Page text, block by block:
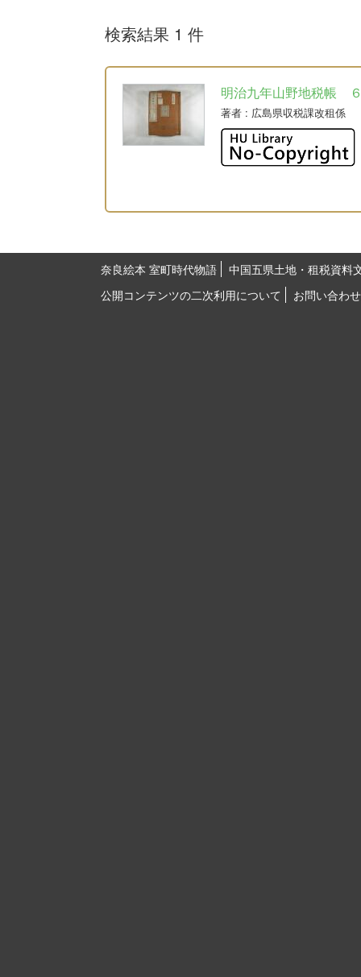
検索結果 1 件
明治九年山野地税帳
著者 : 広島県収税課改租係
奈良絵本 室町時代物語
中国五県土地・租税資料
公開コンテンツの二次利用について
お問い合わせ